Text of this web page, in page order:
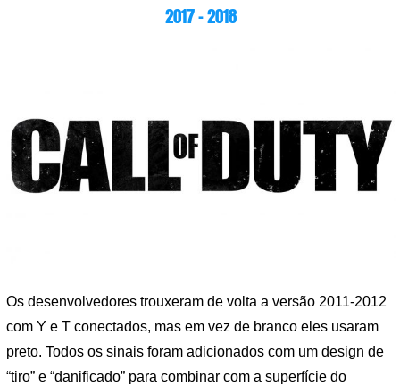
2017 – 2018
Os desenvolvedores trouxeram de volta a versão 2011-2012
com Y e T conectados, mas em vez de branco eles usaram
preto. Todos os sinais foram adicionados com um design de
“tiro” e “danificado” para combinar com a superfície do